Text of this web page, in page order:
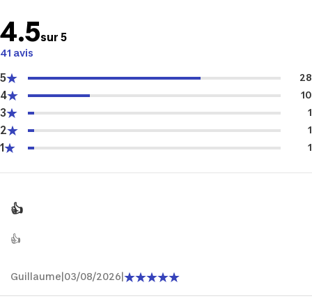
4.5sur 5
41 avis
5 28
4 10
3 1
2 1
1 1
👍
👍
Guillaume 03/08/2026